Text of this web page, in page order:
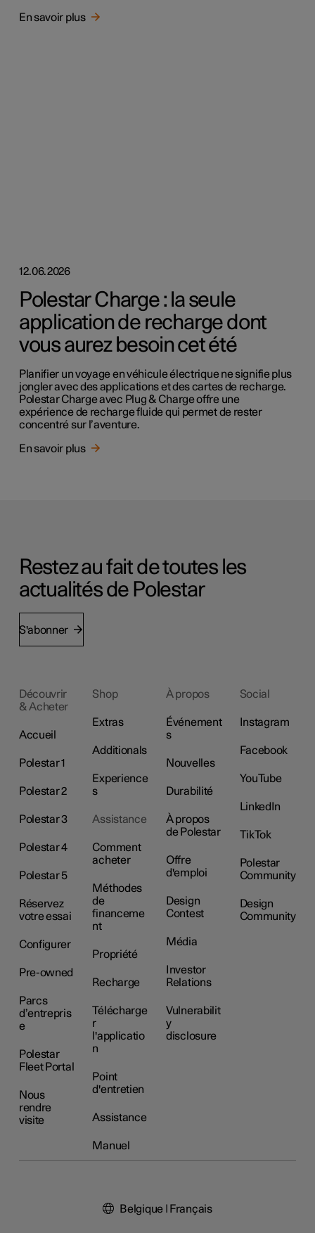
En savoir plus
12.06.2026
Polestar Charge : la seule
application de recharge dont
vous aurez besoin cet été
Planifier un voyage en véhicule électrique ne signifie plus
jongler avec des applications et des cartes de recharge.
Polestar Charge avec Plug & Charge offre une
expérience de recharge fluide qui permet de rester
concentré sur l’aventure.
En savoir plus
Restez au fait de toutes les
actualités de Polestar
S'abonner
Découvrir
& Acheter
Accueil
Polestar 1
Polestar 2
Polestar 3
Polestar 4
Polestar 5
Réservez
votre essai
Configurer
Pre-owned
Parcs
d’entrepris
e
Polestar
Fleet Portal
Nous
rendre
visite
Shop
Extras
Additionals
Experience
s
Assistance
Comment
acheter
Méthodes
de
financeme
nt
Propriété
Recharge
Télécharge
r
l'applicatio
n
Point
d'entretien
Assistance
Manuel
À propos
Événement
s
Nouvelles
Durabilité
À propos
de Polestar
Offre
d'emploi
Design
Contest
Média
Investor
Relations
Vulnerabilit
y
disclosure
Social
Instagram
Facebook
YouTube
LinkedIn
TikTok
Polestar
Community
Design
Community
Belgique | Français